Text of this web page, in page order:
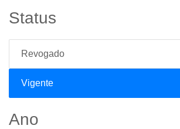
Status
Revogado
Vigente
Ano